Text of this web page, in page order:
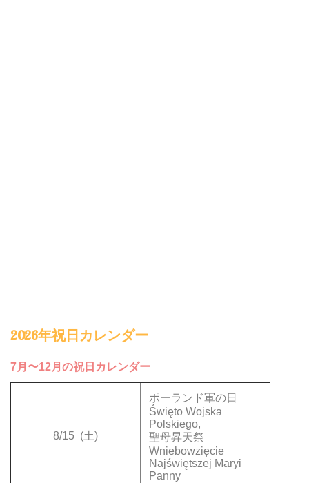
2026年祝日カレンダー
7月〜12月の祝日カレンダー
8/15 (土)
ポーランド軍の日
Święto Wojska
Polskiego,
聖母昇天祭
Wniebowzięcie
Najświętszej Maryi
Panny